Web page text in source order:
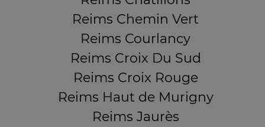
Reims Chemin Vert
Reims Courlancy
Reims Croix Du Sud
Reims Croix Rouge
Reims Haut de Murigny
Reims Jaurès